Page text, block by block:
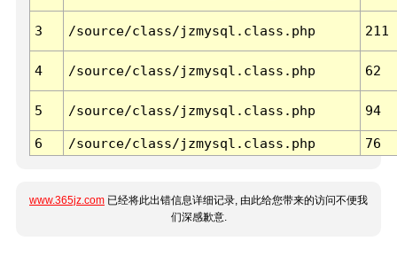
3 /source/class/jzmysql.class.php 211
4 /source/class/jzmysql.class.php 62
5 /source/class/jzmysql.class.php 94
6 /source/class/jzmysql.class.php 76
www.365jz.com 已经将此出错信息详细记录, 由此给您带来的访问不便我
们深感歉意.